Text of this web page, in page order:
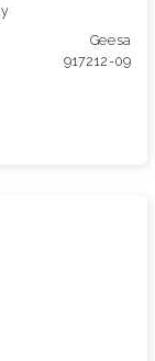
Geesa
917212-09